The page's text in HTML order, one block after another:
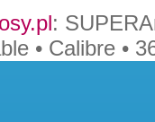
:
• Calibre •